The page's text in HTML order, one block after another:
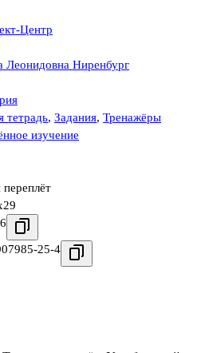
Центр
Леонидовна Ниренбург
тетрадь, Задания, Тренажёры
изучение
25-4